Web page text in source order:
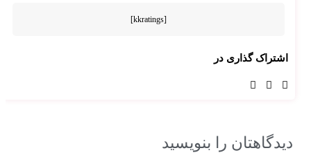
[kkratings]
اشتراک گذاری در
دیدگاهتان را بنویسید